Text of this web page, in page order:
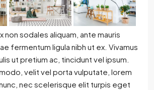
non sodales aliquam, ante mauris
fermentum ligula nibh ut ex. Vivamus
ut pretium ac, tincidunt vel ipsum.
velit vel porta vulputate, lorem
nec scelerisque elit turpis eget